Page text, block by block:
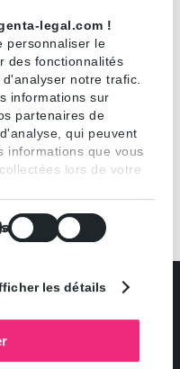
legal.com !
personnaliser le
des fonctionnalités
notre trafic.
informations sur
partenaires de
qui peuvent
informations que vous
lors de votre
les détails
(risques
comme le tout
en contexte de